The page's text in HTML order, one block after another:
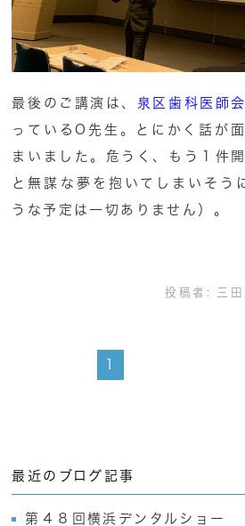
最後のご講演は、 泉区歯科医師会
っているO先生。とにかく話が
まいました。危うく、もう１件
と無謀な夢を抱いてしまいそう
うな予定は一切ありません）。
投稿者: 三
最近のブログ記事
第４８回横浜デンタルショー